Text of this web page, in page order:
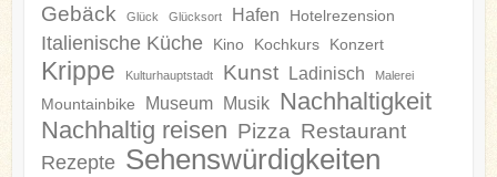
Gebäck Glück Glücksort Hafen Hotelrezension
Italienische Küche Kino Kochkurs Konzert
Krippe Kulturhauptstadt Kunst Ladinisch Malerei
Mountainbike Museum Musik Nachhaltigkeit
Nachhaltig reisen Pizza Restaurant
Rezepte Sehenswürdigkeiten